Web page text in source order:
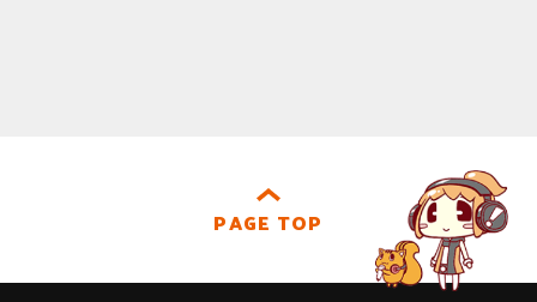
PAGE TOP